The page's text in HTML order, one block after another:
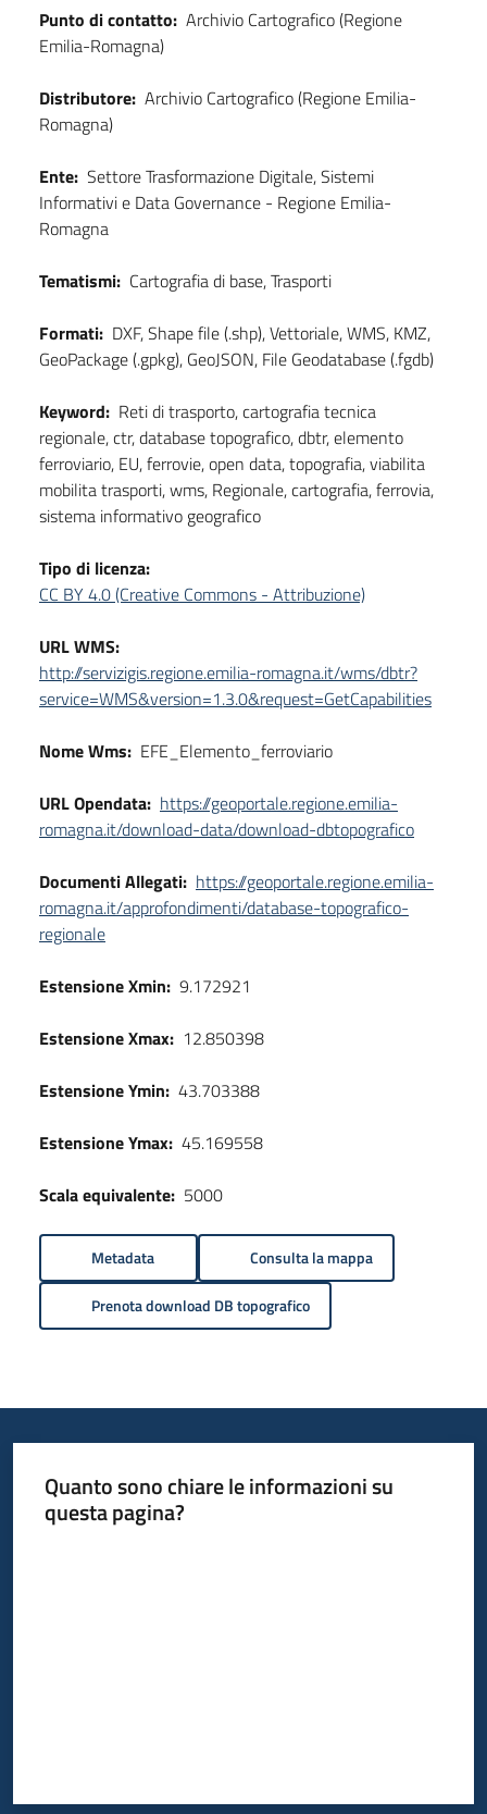
Punto di contatto: Archivio Cartografico (Regione
Emilia-Romagna)
Distributore: Archivio Cartografico (Regione Emilia-
Romagna)
Ente: Settore Trasformazione Digitale, Sistemi
Informativi e Data Governance - Regione Emilia-
Romagna
Tematismi: Cartografia di base, Trasporti
Formati: DXF, Shape file (.shp), Vettoriale, WMS, KMZ,
GeoPackage (.gpkg), GeoJSON, File Geodatabase (.fgdb)
Keyword: Reti di trasporto, cartografia tecnica
regionale, ctr, database topografico, dbtr, elemento
ferroviario, EU, ferrovie, open data, topografia, viabilita
mobilita trasporti, wms, Regionale, cartografia, ferrovia,
sistema informativo geografico
Tipo di licenza:
CC BY 4.0 (Creative Commons - Attribuzione)
URL WMS:
http://servizigis.regione.emilia-romagna.it/wms/dbtr?
service=WMS&version=1.3.0&request=GetCapabilities
Nome Wms: EFE_Elemento_ferroviario
URL Opendata: https://geoportale.regione.emilia-
romagna.it/download-data/download-dbtopografico
Documenti Allegati: https://geoportale.regione.emilia-
romagna.it/approfondimenti/database-topografico-
regionale
Estensione Xmin: 9.172921
Estensione Xmax: 12.850398
Estensione Ymin: 43.703388
Estensione Ymax: 45.169558
Scala equivalente: 5000
Metadata Consulta la mappa
Prenota download DB topografico
Quanto sono chiare le informazioni su
questa pagina?